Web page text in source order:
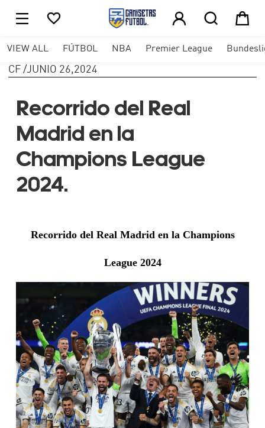
    
VIEW ALL FÚTBOL NBA Premier League
CF /JUNIO 26,2024
Recorrido del Real
Madrid en la
Champions League
2024.
Recorrido del Real Madrid en la Champions
League 2024